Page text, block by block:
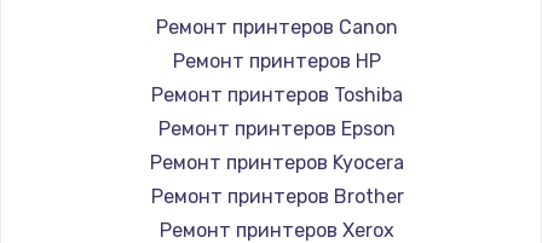
Ремонт принтеров Canon
Ремонт принтеров HP
Ремонт принтеров Toshiba
Ремонт принтеров Epson
Ремонт принтеров Kyocera
Ремонт принтеров Brother
Ремонт принтеров Xerox